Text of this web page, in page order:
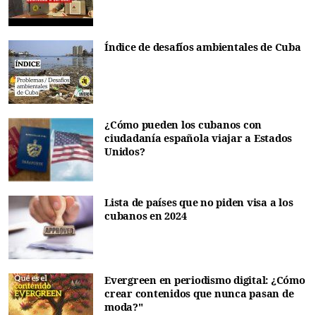
Índice de desafíos ambientales de Cuba
¿Cómo pueden los cubanos con
ciudadanía española viajar a Estados
Unidos?
Lista de países que no piden visa a los
cubanos en 2024
Evergreen en periodismo digital: ¿Cómo
crear contenidos que nunca pasan de
moda?"